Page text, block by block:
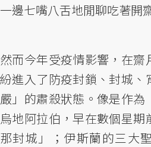
一邊七嘴八舌地閒聊吃著開
然而今年受疫情影響，在
紛進入了防疫封鎖、封城、
嚴」的肅殺狀態。像是作
烏地阿拉伯，早在數個星
那封城」；伊斯蘭的三